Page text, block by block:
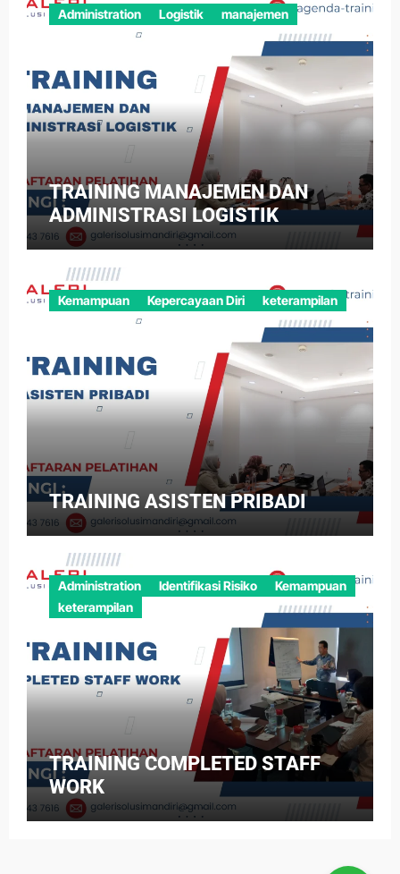
Administration Logistik manajemen
TRAINING MANAJEMEN DAN
ADMINISTRASI LOGISTIK
Kemampuan Kepercayaan Diri keterampilan
TRAINING ASISTEN PRIBADI
Administration Identifikasi Risiko
Kemampuan
keterampilan
TRAINING COMPLETED STAFF
WORK